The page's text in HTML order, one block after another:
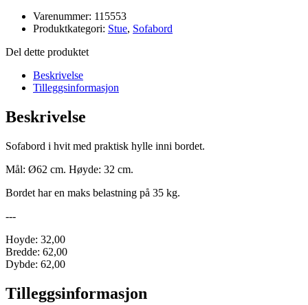
Varenummer: 115553
Produktkategori: Stue, Sofabord
Del dette produktet
Beskrivelse
Tilleggsinformasjon
Beskrivelse
Sofabord i hvit med praktisk hylle inni bordet.
Mål: Ø62 cm. Høyde: 32 cm.
Bordet har en maks belastning på 35 kg.
---
Hoyde: 32,00
Bredde: 62,00
Dybde: 62,00
Tilleggsinformasjon